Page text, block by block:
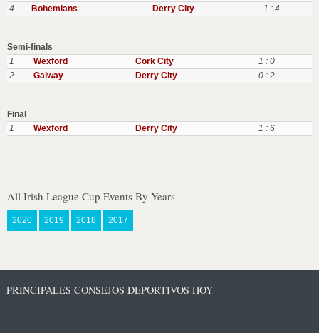
4
Bohemians Derry City 1 : 4
Semi-finals
1
Wexford Cork City
1 : 0
2
Galway Derry City 0 : 2
Final
1
Wexford Derry City 1 : 6
All Irish League Cup Events By Years
2020 2019 2018 2017
PRINCIPALES CONSEJOS DEPORTIVOS HOY